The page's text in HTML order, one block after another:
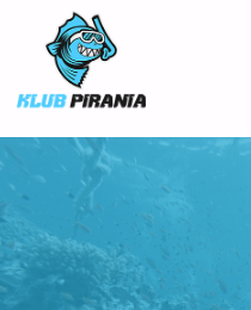
HOKEJ